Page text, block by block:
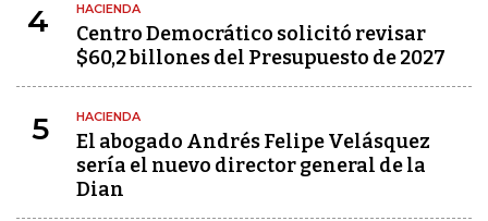
4 HACIENDA
Centro Democrático solicitó revisar
$60,2 billones del Presupuesto de 2027
5 HACIENDA
El abogado Andrés Felipe Velásquez
sería el nuevo director general de la
Dian